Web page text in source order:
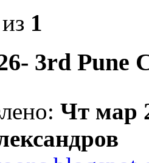
из 1
3rd Pune
Чт мар